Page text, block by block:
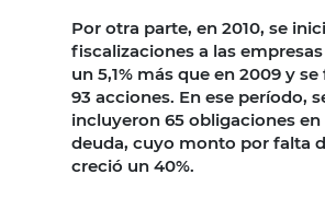
Por otra parte, en 2010, se
fiscalizaciones a las
un 5,1% más que en 2009 y
93 acciones. En ese período,
incluyeron 65 obligaciones
deuda, cuyo monto por falta
creció un 40%.